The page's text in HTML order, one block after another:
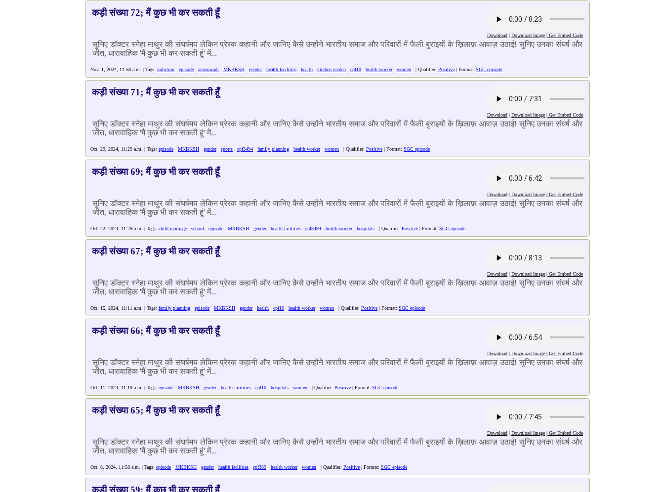
कड़ी संख्या 72; मैं कुछ भी कर सकती हूँ
Download | Download Image | Get Embed Code
सुनिए डॉक्टर स्नेहा माथुर की संघर्षमय लेकिन प्रेरक कहानी और जानिए कैसे उन्होंने भारतीय समाज और परिवारों में फैली बुराइयों के ख़िलाफ़ आवाज़ उठाई! सुनिए उनका संघर्ष और
जीत, धारावाहिक 'मैं कुछ भी कर सकती हूं' में...
Nov. 1, 2024, 11:58 a.m. | Tags: nutrition episode anganwadi MKBKSH gender health facilities health kitchen garden cpf10 health worker women | Qualifier: Positive | Format: SGC episode
कड़ी संख्या 71; मैं कुछ भी कर सकती हूँ
Download | Download Image | Get Embed Code
सुनिए डॉक्टर स्नेहा माथुर की संघर्षमय लेकिन प्रेरक कहानी और जानिए कैसे उन्होंने भारतीय समाज और परिवारों में फैली बुराइयों के ख़िलाफ़ आवाज़ उठाई! सुनिए उनका संघर्ष और
जीत, धारावाहिक 'मैं कुछ भी कर सकती हूं' में...
Oct. 29, 2024, 11:29 a.m. | Tags: episode MKBKSH gender sports cpf3494 family planning health worker women | Qualifier: Positive | Format: SGC episode
कड़ी संख्या 69; मैं कुछ भी कर सकती हूँ
Download | Download Image | Get Embed Code
सुनिए डॉक्टर स्नेहा माथुर की संघर्षमय लेकिन प्रेरक कहानी और जानिए कैसे उन्होंने भारतीय समाज और परिवारों में फैली बुराइयों के ख़िलाफ़ आवाज़ उठाई! सुनिए उनका संघर्ष और
जीत, धारावाहिक 'मैं कुछ भी कर सकती हूं' में...
Oct. 22, 2024, 11:29 a.m. | Tags: child marriage school episode MKBKSH gender health facilities cpf3494 health worker hospitals | Qualifier: Positive | Format: SGC episode
कड़ी संख्या 67; मैं कुछ भी कर सकती हूँ
Download | Download Image | Get Embed Code
सुनिए डॉक्टर स्नेहा माथुर की संघर्षमय लेकिन प्रेरक कहानी और जानिए कैसे उन्होंने भारतीय समाज और परिवारों में फैली बुराइयों के ख़िलाफ़ आवाज़ उठाई! सुनिए उनका संघर्ष और
जीत, धारावाहिक 'मैं कुछ भी कर सकती हूं' में...
Oct. 15, 2024, 11:11 a.m. | Tags: family planning episode MKBKSH gender health cpf10 health worker women | Qualifier: Positive | Format: SGC episode
कड़ी संख्या 66; मैं कुछ भी कर सकती हूँ
Download | Download Image | Get Embed Code
सुनिए डॉक्टर स्नेहा माथुर की संघर्षमय लेकिन प्रेरक कहानी और जानिए कैसे उन्होंने भारतीय समाज और परिवारों में फैली बुराइयों के ख़िलाफ़ आवाज़ उठाई! सुनिए उनका संघर्ष और
जीत, धारावाहिक 'मैं कुछ भी कर सकती हूं' में...
Oct. 11, 2024, 11:19 a.m. | Tags: episode MKBKSH gender health facilities cpf10 hospitals women | Qualifier: Positive | Format: SGC episode
कड़ी संख्या 65; मैं कुछ भी कर सकती हूँ
Download | Download Image | Get Embed Code
सुनिए डॉक्टर स्नेहा माथुर की संघर्षमय लेकिन प्रेरक कहानी और जानिए कैसे उन्होंने भारतीय समाज और परिवारों में फैली बुराइयों के ख़िलाफ़ आवाज़ उठाई! सुनिए उनका संघर्ष और
जीत, धारावाहिक 'मैं कुछ भी कर सकती हूं' में...
Oct. 8, 2024, 11:58 a.m. | Tags: episode MKBKSH gender health facilities cpf389 health worker women | Qualifier: Positive | Format: SGC episode
कड़ी संख्या 59; मैं कुछ भी कर सकती हूँ